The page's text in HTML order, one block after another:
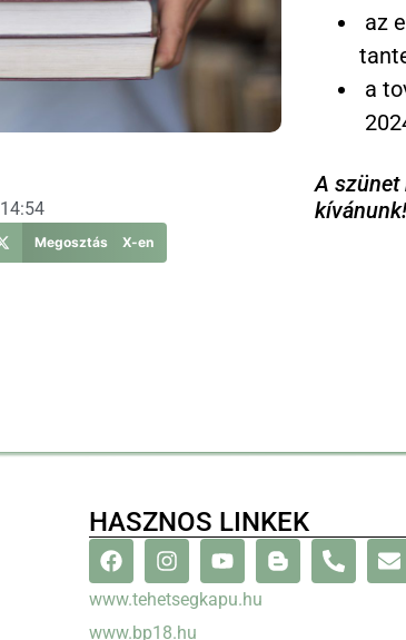
14:54
Megosztás X-en
az
a
A szünet
kívánunk!
HASZNOS LINKEK
www.tehetsegkapu.hu
www.bp18.hu